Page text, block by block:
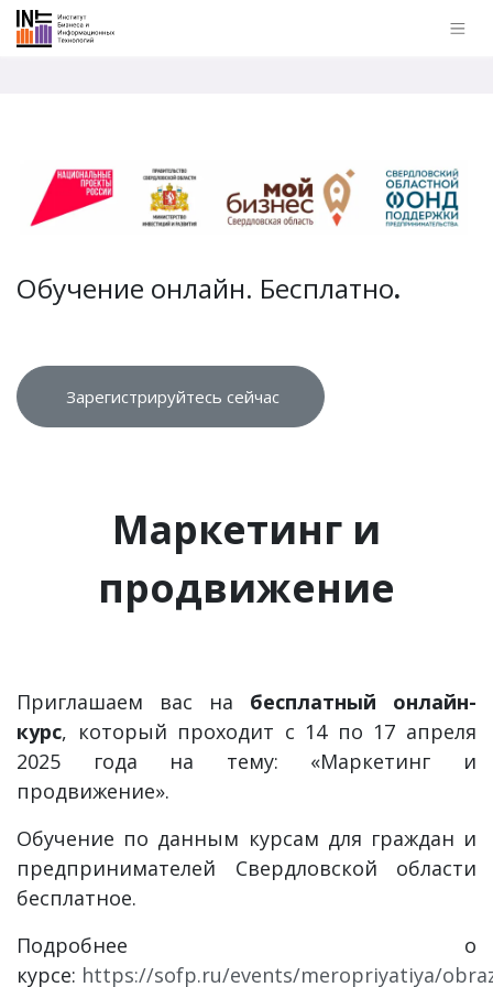
Обучение онлайн. Бесплатно.
Зарегистрируйтесь сейчас
Маркетинг и
продвижение
Приглашаем вас на бесплатный онлайн-
курс, который проходит с 14 по 17 апреля
2025 года на тему: «Маркетинг и
продвижение».
Обучение по данным курсам для граждан и
предпринимателей Свердловской области
бесплатное.
Подробнее о
курсе: https://sofp.ru/events/meropriyatiya/